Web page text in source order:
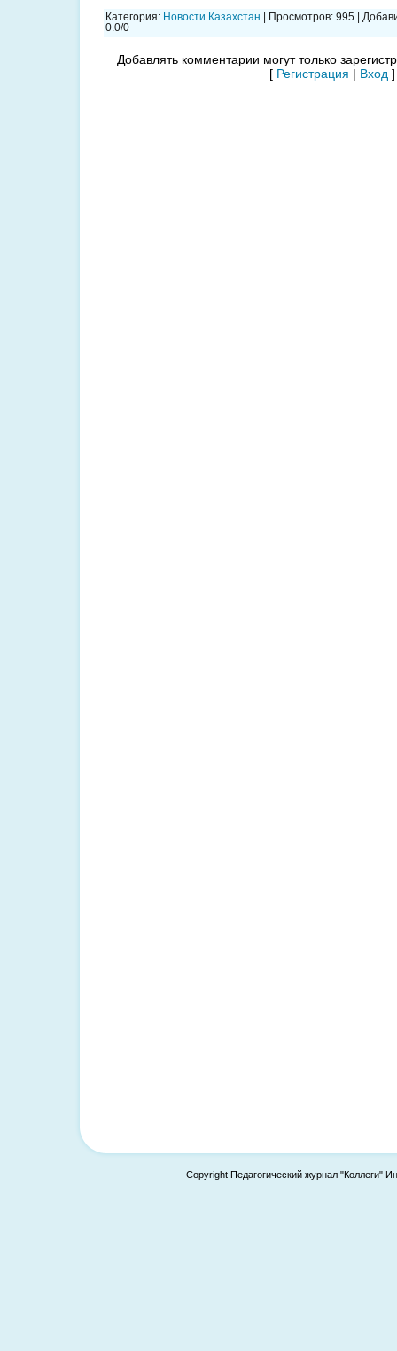
Категория: Новости Казахстан Просмотров: 995
0.0/0
Добавлять комментарии могут только
[ Регистрация | Вход ]
Copyright Педагогический журнал "Коллеги"